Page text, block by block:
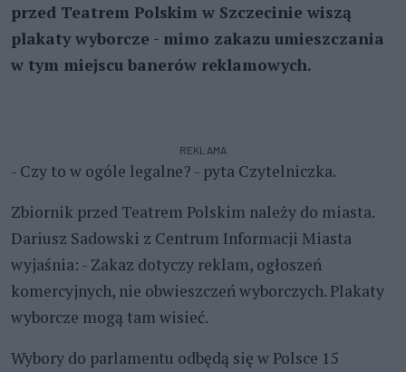
przed Teatrem Polskim w Szczecinie wiszą
plakaty wyborcze - mimo zakazu umieszczania
w tym miejscu banerów reklamowych.
REKLAMA
- Czy to w ogóle legalne? - pyta Czytelniczka.
Zbiornik przed Teatrem Polskim należy do miasta.
Dariusz Sadowski z Centrum Informacji Miasta
wyjaśnia: - Zakaz dotyczy reklam, ogłoszeń
komercyjnych, nie obwieszczeń wyborczych. Plakaty
wyborcze mogą tam wisieć.
Wybory do parlamentu odbędą się w Polsce 15